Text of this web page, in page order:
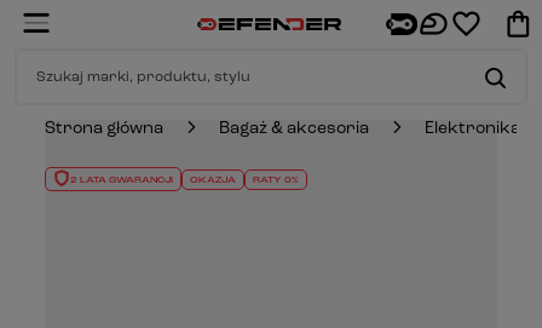
Strona główna Bagaż & akcesoria Elektronika &
2 LATA GWARANCJI OKAZJA RATY 0%